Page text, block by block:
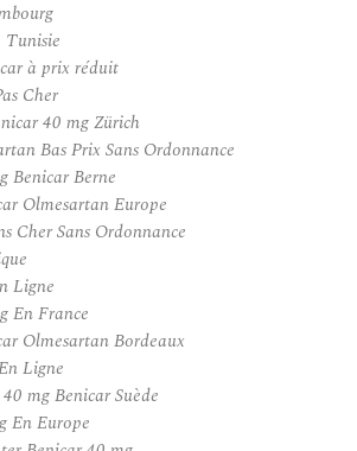
Tunisie
à prix réduit
Cher
40 mg Zürich
Bas Prix Sans Ordonnance
Benicar Berne
Olmesartan Europe
Cher Sans Ordonnance
Ligne
En France
Olmesartan Bordeaux
Ligne
mg Benicar Suède
En Europe